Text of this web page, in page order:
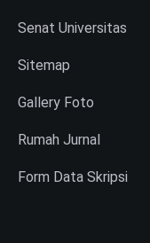
Senat Universitas
Sitemap
Gallery Foto
Rumah Jurnal
Form Data Skripsi